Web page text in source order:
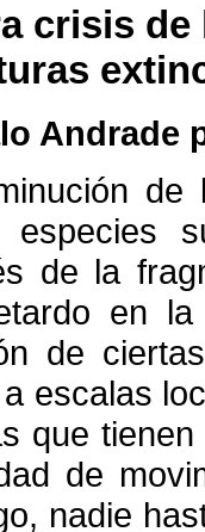
crisis de
Andrade
especies
de la
en
de
escalas
que
de
nadie